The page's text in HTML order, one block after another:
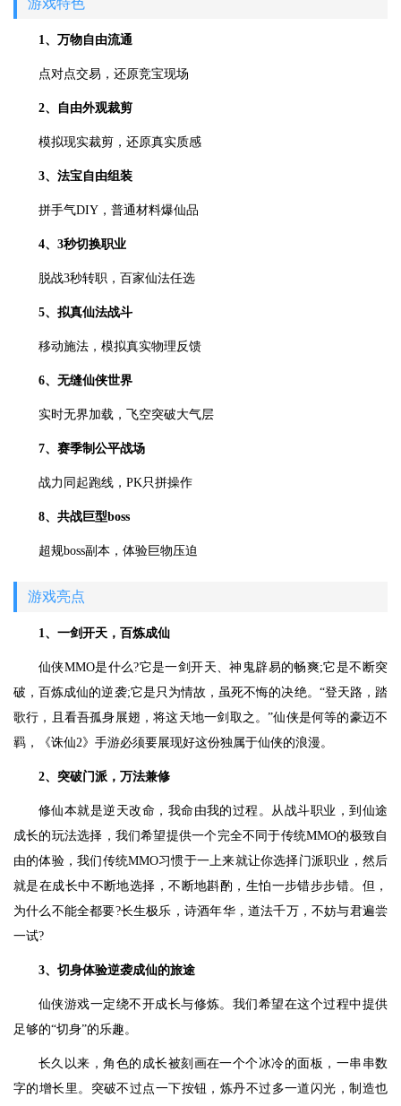
游戏特色
1、万物自由流通
点对点交易，还原竞宝现场
2、自由外观裁剪
模拟现实裁剪，还原真实质感
3、法宝自由组装
拼手气DIY，普通材料爆仙品
4、3秒切换职业
脱战3秒转职，百家仙法任选
5、拟真仙法战斗
移动施法，模拟真实物理反馈
6、无缝仙侠世界
实时无界加载，飞空突破大气层
7、赛季制公平战场
战力同起跑线，PK只拼操作
8、共战巨型boss
超规boss副本，体验巨物压迫
游戏亮点
1、一剑开天，百炼成仙
仙侠MMO是什么?它是一剑开天、神鬼辟易的畅爽;它是不断突
破，百炼成仙的逆袭;它是只为情故，虽死不悔的决绝。“登天路，踏
歌行，且看吾孤身展翅，将这天地一剑取之。”仙侠是何等的豪迈不
羁，《诛仙2》手游必须要展现好这份独属于仙侠的浪漫。
2、突破门派，万法兼修
修仙本就是逆天改命，我命由我的过程。从战斗职业，到仙途
成长的玩法选择，我们希望提供一个完全不同于传统MMO的极致自
由的体验，我们传统MMO习惯于一上来就让你选择门派职业，然后
就是在成长中不断地选择，不断地斟酌，生怕一步错步步错。但，
为什么不能全都要?长生极乐，诗酒年华，道法千万，不妨与君遍尝
一试?
3、切身体验逆袭成仙的旅途
仙侠游戏一定绕不开成长与修炼。我们希望在这个过程中提供
足够的“切身”的乐趣。
长久以来，角色的成长被刻画在一个个冰冷的面板，一串串数
字的增长里。突破不过点一下按钮，炼丹不过多一道闪光，制造也